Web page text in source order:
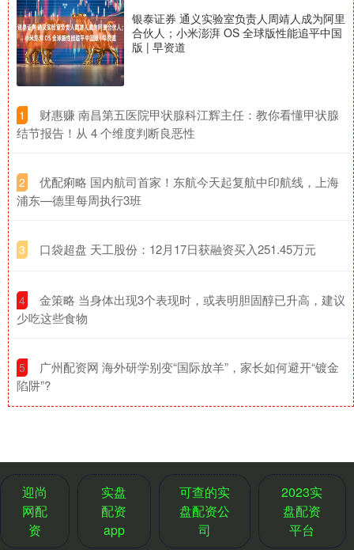
银泰证券 通义实验室负责人周靖人成为阿里
合伙人；小米澎湃 OS 全球版性能追平中国
版 | 早资道
1
​财惠赚 南昌第五医院甲状腺科江辉主任：教你看懂甲状腺
结节报告！从 4 个维度判断良恶性
2
​优配痢略 国内航司首家！东航今天起复航中印航线，上海
浦东—德里每周执行3班
3 ​口袋超盘 天工股份：12月17日获融资买入251.45万元
4
​金策略 当身体出现3个表现时，或表明胆固醇已升高，建议
少吃这些食物
5
​广州配资网 海外研学别变“国际放羊”，家长如何避开“镀金
陷阱”?
迎尚
网配
资
实盘
配资
app
可查的实
盘配资公
司
2023实
盘配资
平台